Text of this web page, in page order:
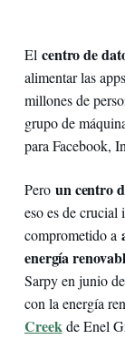
El centro de
alimentar las
millones de
grupo de
para Facebook,
Pero un centro
eso es de crucial
comprometido a
energía
Sarpy en junio
con la energía
Creek de Enel